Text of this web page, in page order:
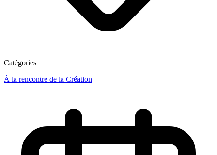
Catégories
À la rencontre de la Création